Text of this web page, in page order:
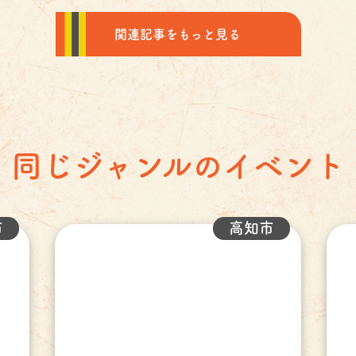
関連記事をもっと見る
同じジャンルのイベント
高知市